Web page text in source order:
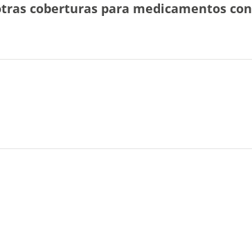
coberturas para medicamentos con